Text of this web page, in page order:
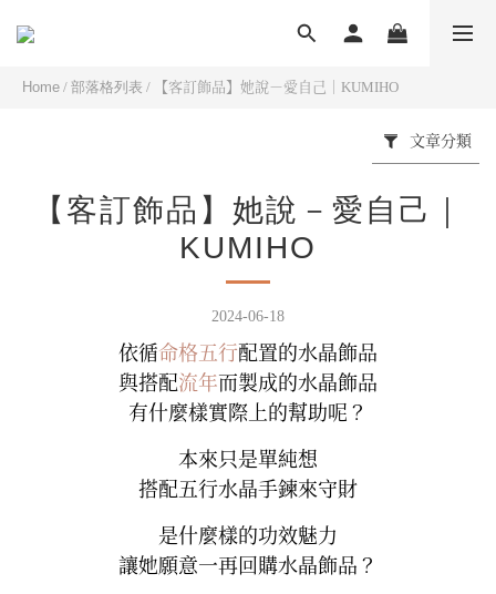
Home / 部落格列表 / 【客訂飾品】她說－愛自己｜KUMIHO
文章分類
【客訂飾品】她說－愛自己｜
KUMIHO
2024-06-18
依循命格五行配置的水晶飾品
與搭配流年而製成的水晶飾品
有什麼樣實際上的幫助呢？
本來只是單純想
搭配五行水晶手鍊來守財
是什麼樣的功效魅力
讓她願意一再回購水晶飾品？